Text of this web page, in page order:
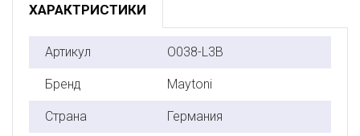
ХАРАКТРИСТИКИ
Артикул O038-L3B
Бренд Maytoni
Страна Германия